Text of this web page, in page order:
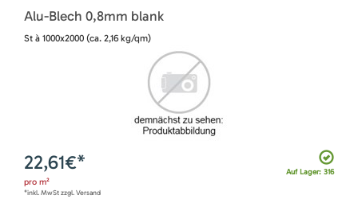
Alu-Blech 0,8mm blank
St à 1000x2000 (ca. 2,16 kg/qm)
Auf Lager: 316
22,61€*
pro m²
*inkl. MwSt zzgl. Versand